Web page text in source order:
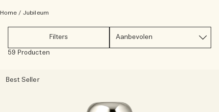
Basil Neroli​
Rijk & bloemig
Essentiële verzorging voor kaarsen
Home / Jubileum
Filters
59 Producten
Best Seller